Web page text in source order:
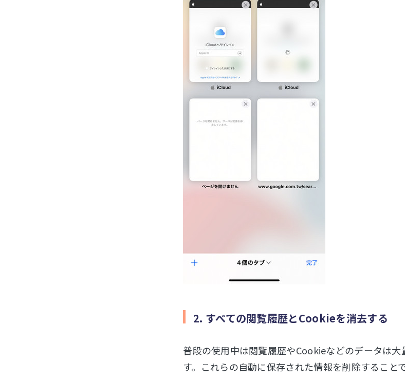
2. すべての閲覧履歴とCookieを消去する
普段の使用中は閲覧履歴やCookieなどのデータは
す。これらの自動に保存された情報を削除すること